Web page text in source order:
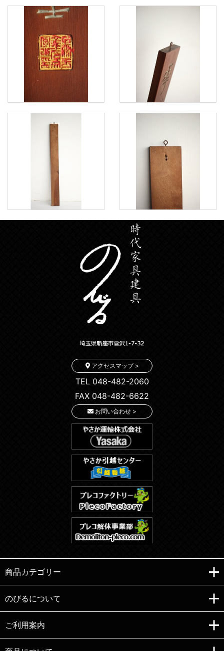
アクセスマップ >
TEL 048-482-2060
FAX 048-482-6622
お問い合わせ >
商品カテゴリー
のびるについて
ご利用案内
Copyright (C)e-nobiru All right reserved.